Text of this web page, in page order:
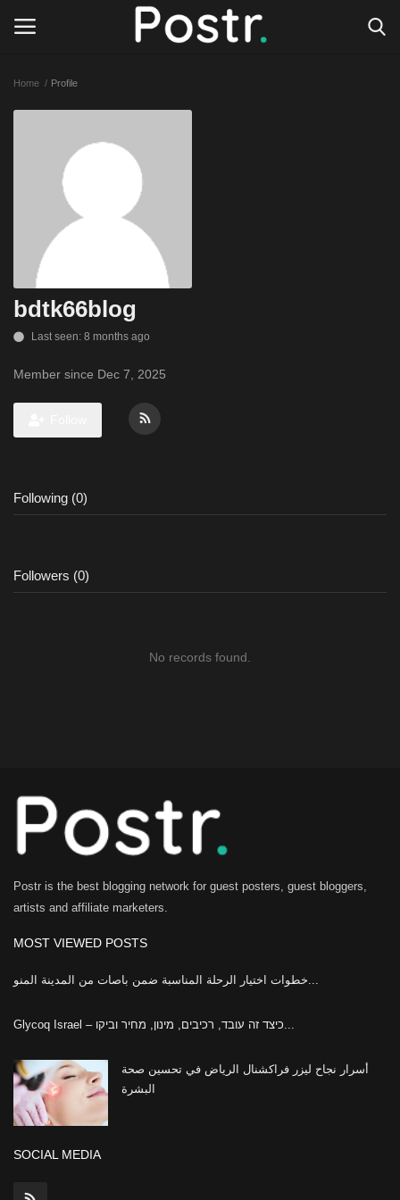
All our platforms
Write for Postr
General
Home Profile
bdtk66blog
Last seen: 8 months ago
Member since Dec 7, 2025
Following (0)
Followers (0)
No records found.
Postr is the best blogging network for guest posters, guest bloggers,
artists and affiliate marketers.
MOST VIEWED POSTS
أسرار نجاح ليزر فراكشنال الرياض في تحسين صحة
البشرة
SOCIAL MEDIA